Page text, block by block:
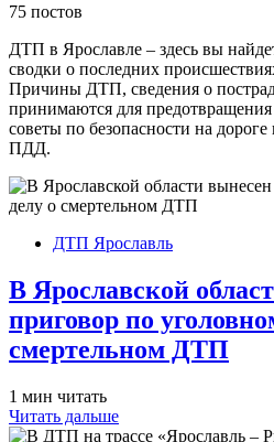
75 постов
ДТП в Ярославле – здесь вы
сводки о последних
Причины ДТП, сведения о
принимаются для
советы по безопасности на
ПДД.
ДТП Ярославль
В Ярославской
приговор по
смертельном ДТП
1 мин читать
Читать дальше